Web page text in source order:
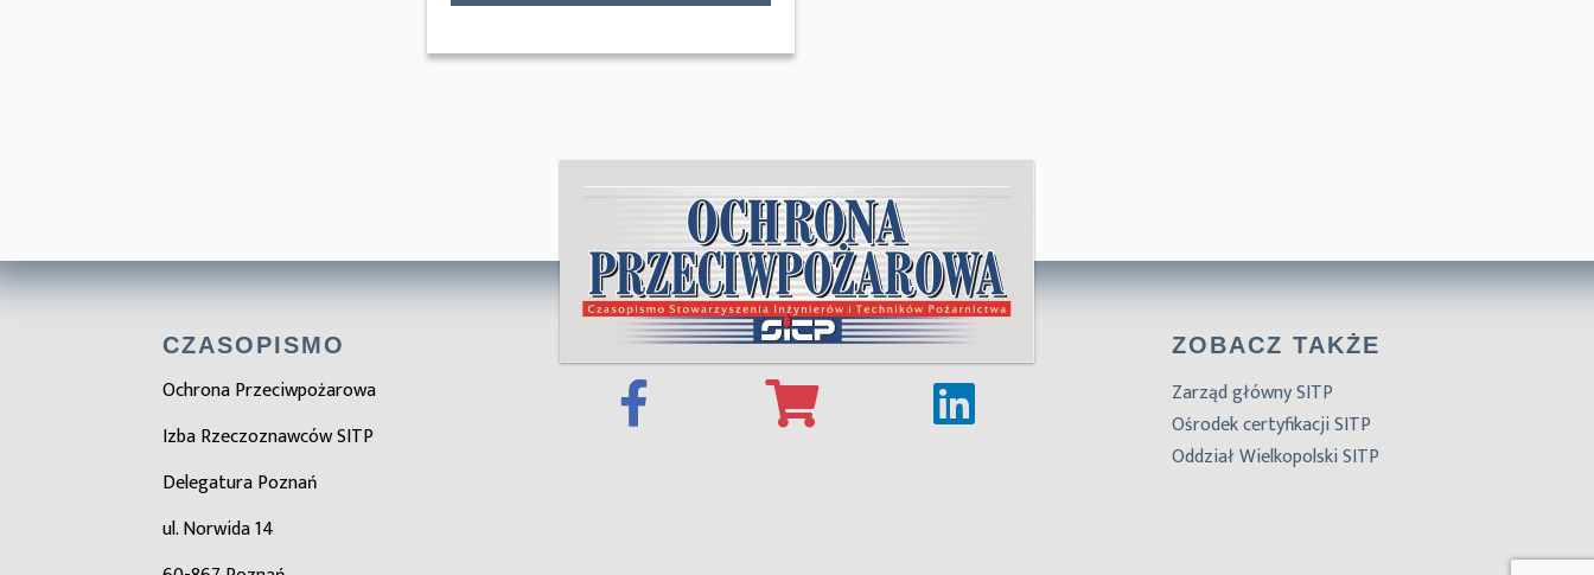
CZASOPISMO
Ochrona Przeciwpożarowa
Izba Rzeczoznawców SITP
Delegatura Poznań
ul. Norwida 14
ZOBACZ TAKŻE
Zarząd główny SITP
Ośrodek certyfikacji SITP
Oddział Wielkopolski SITP